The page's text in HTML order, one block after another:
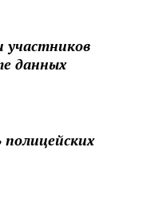
участников
данных